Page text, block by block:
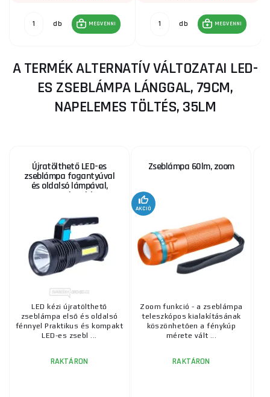
db MEGVENNI db MEGVENNI
A TERMÉK ALTERNATÍV VÁLTOZATAI LED-
ES ZSEBLÁMPA LÁNGGAL, 79CM,
NAPELEMES TÖLTÉS, 35LM
Újratölthető LED-es
zseblámpa fogantyúval
és oldalsó lámpával,
150+100lm, Li-ion
LED kézi újratölthető
zseblámpa első és oldalsó
fénnyel Praktikus és kompakt
LED-es zsebl ...
RAKTÁRON
Zseblámpa 60lm, zoom
AKCIÓ
Zoom funkció - a zseblámpa
teleszkópos kialakításának
köszönhetően a fénykúp
mérete vált ...
RAKTÁRON